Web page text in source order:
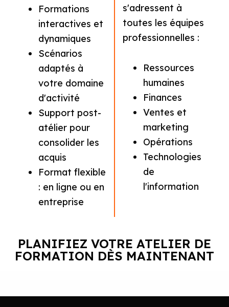
Formations
interactives et
dynamiques
Scénarios
adaptés à
votre domaine
d'activité
Support post-
atélier pour
consolider les
acquis
Format flexible
: en ligne ou en
entreprise
s'adressent à
toutes les équipes
professionnelles :
Ressources
humaines
Finances
Ventes et
marketing
Opérations
Technologies
de
l'information
PLANIFIEZ VOTRE ATELIER DE
FORMATION DÈS MAINTENANT